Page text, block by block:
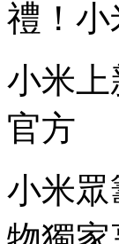
禮！小
小米
官方
小米